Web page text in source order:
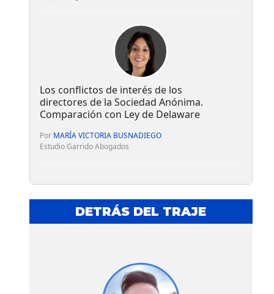
Los conflictos de interés de los
directores de la Sociedad Anónima.
Comparación con Ley de Delaware
Por MARÍA VICTORIA BUSNADIEGO
Estudio Garrido Abogados
DETRÁS DEL TRAJE